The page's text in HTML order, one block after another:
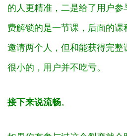
的人更精准，二是给了用户
费解锁的是一节课，后面的
邀请两个人，但和能获得完
很小的，用户并不吃亏。
接下来说流畅。